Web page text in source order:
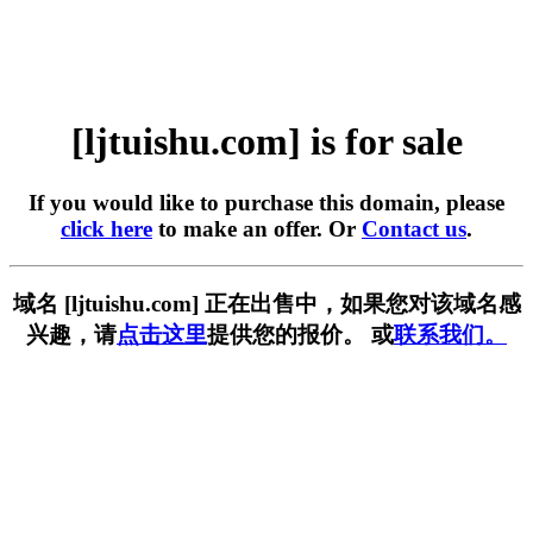
[ljtuishu.com] is for sale
If you would like to purchase this domain, please
click here to make an offer. Or Contact us.
域名 [ljtuishu.com] 正在出售中，如果您对该域名感
兴趣，请点击这里提供您的报价。 或联系我们。